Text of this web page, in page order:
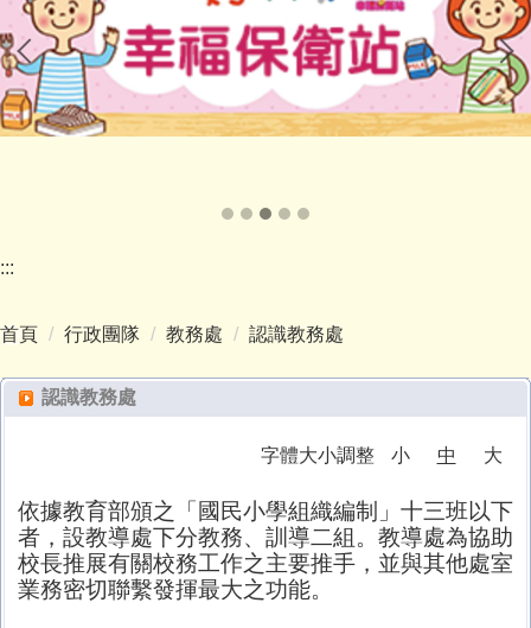
:::
首頁 行政團隊 教務處 認識教務處
認識教務處
字體大小調整 小 中 大
依據教育部頒之「國民小學組織編制」十三班以下
者，設教導處下分教務、訓導二組。教導處為協助
校長推展有關校務工作之主要推手，並與其他處室
業務密切聯繫發揮最大之功能。